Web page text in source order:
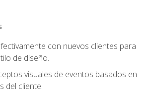
con nuevos clientes para
de diseño.
visuales de eventos basados en
del cliente.